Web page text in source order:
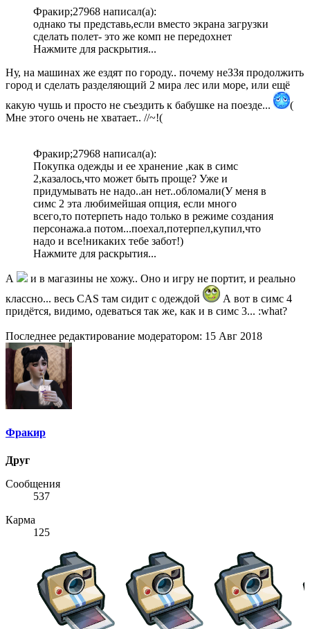
Фракир;27968 написал(а):
однако ты представь,если вместо экрана загрузки
сделать полет- это же комп не передохнет
Нажмите для раскрытия...
Ну, на машинах же ездят по городу.. почему неЗЗя продолжить
город и сделать разделяющий 2 мира лес или море, или ещё
какую чушь и просто не съездить к бабушке на поезде...
(
Мне этого очень не хватает.. //~!(
Фракир;27968 написал(а):
Покупка одежды и ее хранение ,как в симс
2,казалось,что может быть проще? Уже и
придумывать не надо..ан нет..обломали(У меня в
симс 2 эта любимейшая опция, если много
всего,то потерпеть надо только в режиме создания
персонажа.а потом...поехал,потерпел,купил,что
надо и все!никаких тебе забот!)
Нажмите для раскрытия...
А
и в магазины не хожу.. Оно и игру не портит, и реально
классно... весь CAS там сидит с одеждой
А вот в симс 4
придётся, видимо, одеваться так же, как и в симс 3... :what?
Последнее редактирование модератором: 15 Авг 2018
Фракир
Друг
Сообщения
537
Карма
125